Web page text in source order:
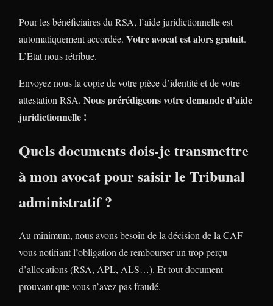
Pour les bénéficiaires du RSA, l’aide juridictionnelle est
automatiquement accordée. Votre avocat est alors gratuit.
L’Etat nous rétribue.
Envoyez nous la copie de votre pièce d’identité et de votre
attestation RSA. Nous prérédigeons votre demande d’aide
juridictionnelle !
Quels documents dois-je transmettre
à mon avocat pour saisir le Tribunal
administratif ?
Au minimum, nous avons besoin de la décision de la CAF
vous notifiant l’obligation de rembourser un trop perçu
d’allocations (RSA, APL, ALS…). Et tout document
prouvant que vous n’avez pas fraudé.